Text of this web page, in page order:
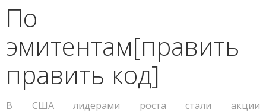
По
эмитентам[править
править код]
В США лидерами роста стали акции